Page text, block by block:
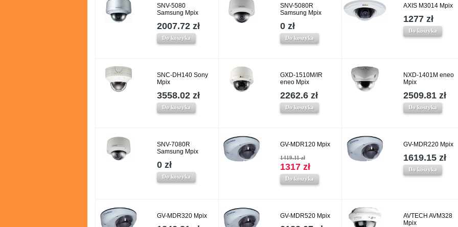
SNV-5080
Samsung Mpix
2007.72 zł
Do koszyka
SNV-5080R
Samsung Mpix
0 zł
Do koszyka
AXIS M3014 Mpix
1277 zł
Do koszyka
SNC-DH140 Sony
Mpix
3558.02 zł
Do koszyka
GXD-1510M/IR
eneo Mpix
2262.6 zł
Do koszyka
NXD-1401M eneo
Mpix
2509.81 zł
Do koszyka
SNV-7080R
Samsung Mpix
0 zł
Do koszyka
GV-MDR120 Mpix
1419.11 zł
1317 zł
Do koszyka
GV-MDR220 Mpix
1619.15 zł
Do koszyka
GV-MDR320 Mpix GV-MDR520 Mpix
AVTECH AVM328
Mpix